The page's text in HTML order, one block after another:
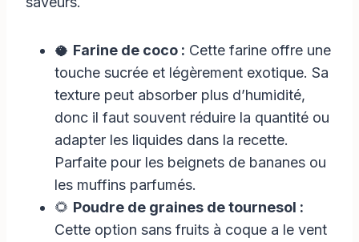
🥥 Farine de coco : Cette farine offre une
touche sucrée et légèrement exotique. Sa
texture peut absorber plus d’humidité,
donc il faut souvent réduire la quantité ou
adapter les liquides dans la recette.
Parfaite pour les beignets de bananes ou
les muffins parfumés.
🌻 Poudre de graines de tournesol :
Cette option sans fruits à coque a le vent